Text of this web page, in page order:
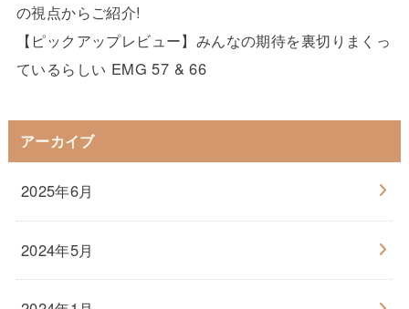
の視点からご紹介!
【ピックアップレビュー】みんなの期待を裏切りまくっ
ているらしい EMG 57 & 66
アーカイブ
2025年6月
2024年5月